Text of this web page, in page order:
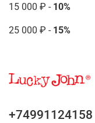
15 000 ₽ - 10%
25 000 ₽ - 15%
+74991124158